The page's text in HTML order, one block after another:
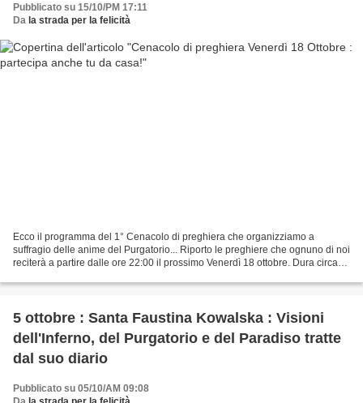
Pubblicato su 15/10/PM 17:11
Da la strada per la felicità
Ecco il programma del 1° Cenacolo di preghiera che organizziamo a
suffragio delle anime del Purgatorio... Riporto le preghiere che ognuno di noi
reciterà a partire dalle ore 22:00 il prossimo Venerdì 18 ottobre. Dura circa
5 ottobre : Santa Faustina Kowalska : Visioni
dell'Inferno, del Purgatorio e del Paradiso tratte
dal suo diario
Pubblicato su 05/10/AM 09:08